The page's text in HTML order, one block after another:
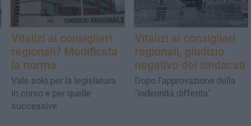
Vitalizi ai consiglieri
regionali? Modificata
la norma
Vale solo per la legislatura
in corso e per quelle
successive
Vitalizi ai consiglieri
regionali, giudizio
negativo dei sindacati
Dopo l'approvazione della
"indennità differita"